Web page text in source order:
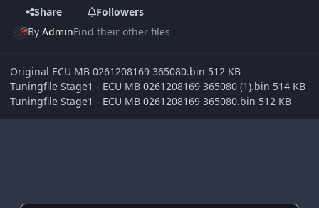
Share
Followers
ByAdminFind their other files
Original ECU MB 0261208169 365080.bin 512 KB
Tuningfile Stage1 - ECU MB 0261208169 365080 (1).bin 514 KB
Tuningfile Stage1 - ECU MB 0261208169 365080.bin 512 KB